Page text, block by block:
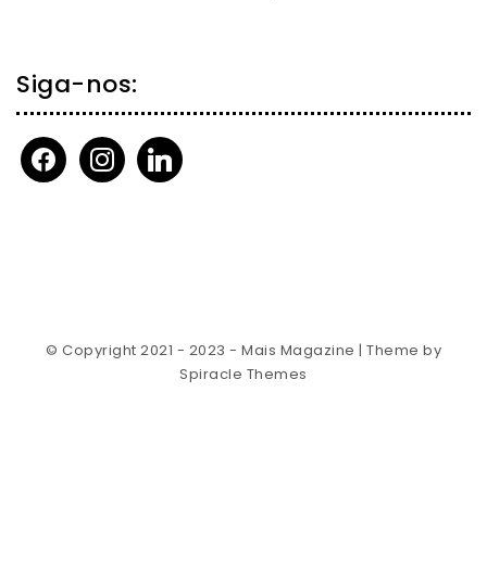
Siga-nos:
facebookinstagramlinkedin
© Copyright 2021 - 2023 - Mais Magazine | Theme by
Spiracle Themes